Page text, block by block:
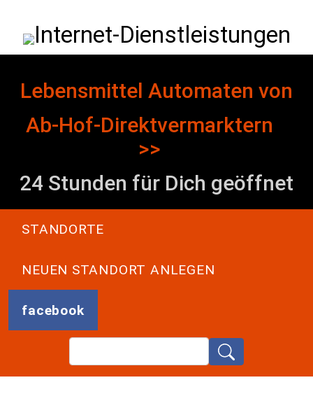
Internet-Dienstleistungen
Lebensmittel Automaten von
Ab-Hof-Direktvermarktern
>>
24 Stunden für Dich geöffnet
STANDORTE
NEUEN STANDORT ANLEGEN
facebook
Search